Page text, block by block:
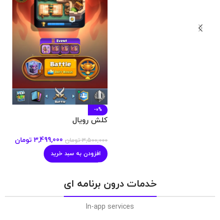
-0%
کلش رویال
3,500,000 تومان 3,499,000 تومان
افزودن به سبد خرید
خدمات درون برنامه ای
In-app services